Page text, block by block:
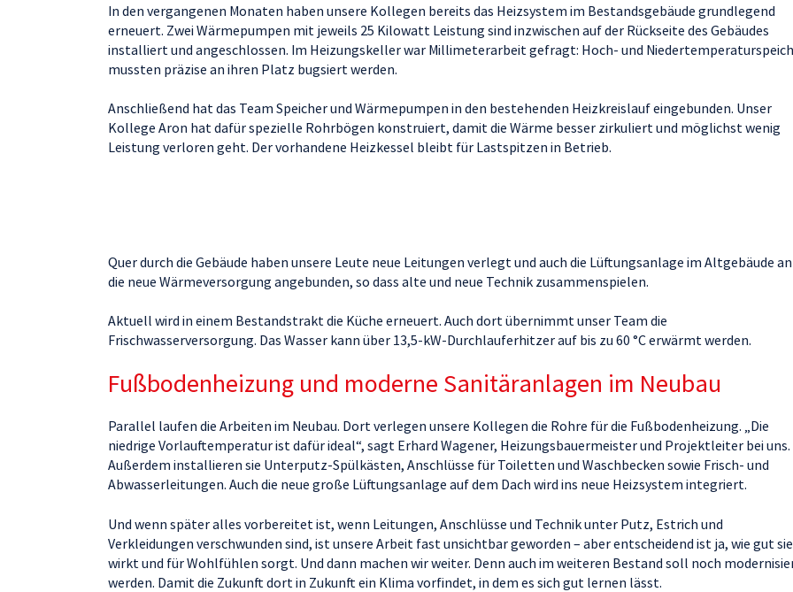
In den vergangenen Monaten haben unsere Kollegen bereits das Heizsystem im Bestandsgebäude grundlegend
erneuert. Zwei Wärmepumpen mit jeweils 25 Kilowatt Leistung sind inzwischen auf der Rückseite des Gebäudes
installiert und angeschlossen. Im Heizungskeller war Millimeterarbeit gefragt: Hoch- und
mussten präzise an ihren Platz bugsiert werden.
Anschließend hat das Team Speicher und Wärmepumpen in den bestehenden Heizkreislauf eingebunden. Unser
Kollege Aron hat dafür spezielle Rohrbögen konstruiert, damit die Wärme besser zirkuliert und möglichst wenig
Leistung verloren geht. Der vorhandene Heizkessel bleibt für Lastspitzen in Betrieb.
Quer durch die Gebäude haben unsere Leute neue Leitungen verlegt und auch die Lüftungsanlage im Altgebäude an
die neue Wärmeversorgung angebunden, so dass alte und neue Technik zusammenspielen.
Aktuell wird in einem Bestandstrakt die Küche erneuert. Auch dort übernimmt unser Team die
Frischwasserversorgung. Das Wasser kann über 13,5-kW-Durchlauferhitzer auf bis zu 60 °C erwärmt werden.
Fußbodenheizung und moderne Sanitäranlagen im Neubau
Parallel laufen die Arbeiten im Neubau. Dort verlegen unsere Kollegen die Rohre für die Fußbodenheizung. „Die
niedrige Vorlauftemperatur ist dafür ideal“, sagt Erhard Wagener, Heizungsbauermeister und Projektleiter bei uns.
Außerdem installieren sie Unterputz-Spülkästen, Anschlüsse für Toiletten und Waschbecken sowie Frisch- und
Abwasserleitungen. Auch die neue große Lüftungsanlage auf dem Dach wird ins neue Heizsystem integriert.
Und wenn später alles vorbereitet ist, wenn Leitungen, Anschlüsse und Technik unter Putz, Estrich und
Verkleidungen verschwunden sind, ist unsere Arbeit fast unsichtbar geworden – aber entscheidend ist ja, wie gut sie
wirkt und für Wohlfühlen sorgt. Und dann machen wir weiter. Denn auch im weiteren Bestand soll noch
werden. Damit die Zukunft dort in Zukunft ein Klima vorfindet, in dem es sich gut lernen lässt.